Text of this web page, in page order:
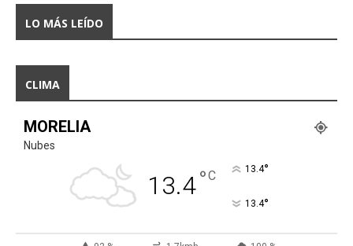
LO MÁS LEÍDO
CLIMA
MORELIA
Nubes
13.4°C 13.4°
13.4°